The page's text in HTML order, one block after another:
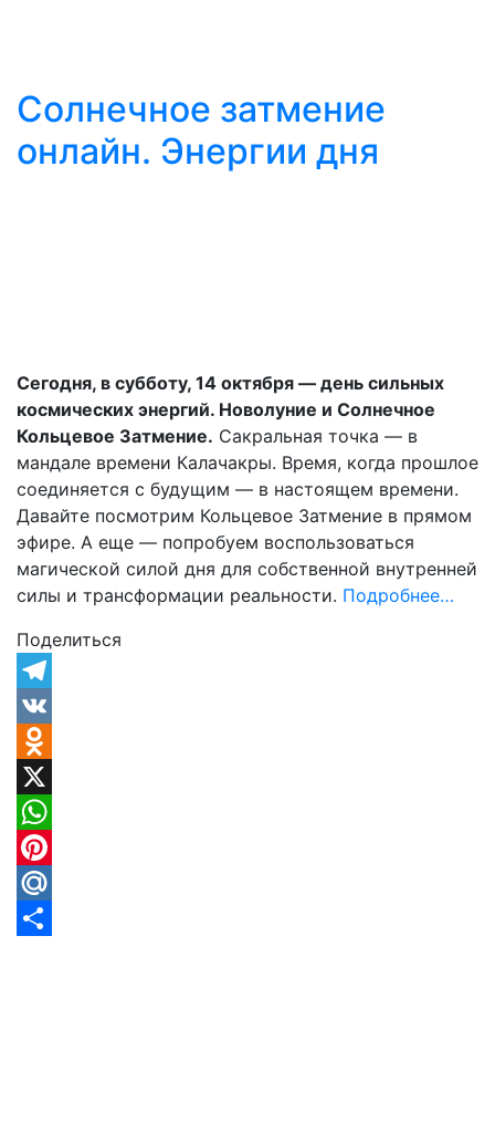
Солнечное затмение
онлайн. Энергии дня
Сегодня, в субботу, 14 октября — день сильных
космических энергий. Новолуние и Солнечное
Кольцевое Затмение. Сакральная точка — в
мандале времени Калачакры. Время, когда прошлое
соединяется с будущим — в настоящем времени.
Давайте посмотрим Кольцевое Затмение в прямом
эфире. А еще — попробуем воспользоваться
магической силой дня для собственной внутренней
силы и трансформации реальности. Подробнее…
Поделиться
Telegram
VK
Odnoklassniki
X
WhatsApp
Pinterest
Mail.Ru